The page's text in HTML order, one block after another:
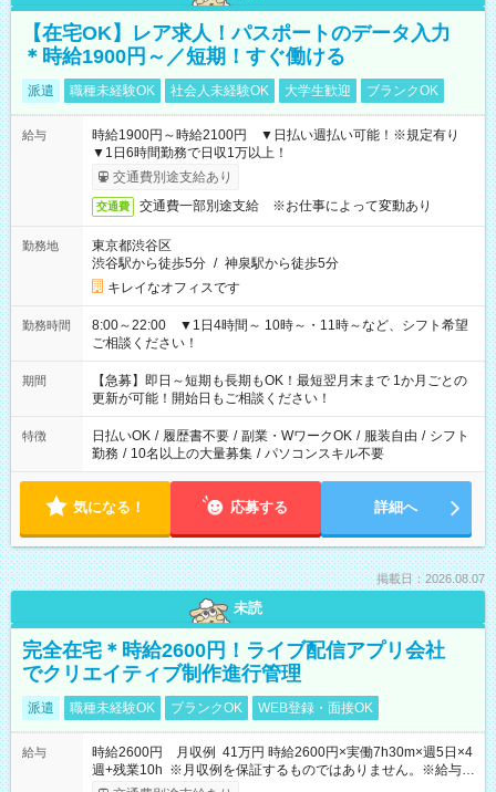
【在宅OK】レア求人！パスポートのデータ入力
＊時給1900円～／短期！すぐ働ける
派遣 職種未経験OK 社会人未経験OK 大学生歓迎 ブランクOK
給与
時給1900円～時給2100円 ▼日払い週払い可能！※規定有り
▼1日6時間勤務で日収1万以上！
交通費別途支給あり
交通費 交通費一部別途支給 ※お仕事によって変動あり
勤務地
東京都渋谷区
渋谷駅から徒歩5分 / 神泉駅から徒歩5分
キレイなオフィスです
勤務時間
8:00～22:00 ▼1日4時間～ 10時～・11時～など、シフト希望
ご相談ください！
期間
【急募】即日～短期も長期もOK！最短翌月末まで 1か月ごとの
更新が可能！開始日もご相談ください！
特徴 日払いOK / 履歴書不要 / 副業・WワークOK / 服装自由 / シフト
勤務 / 10名以上の大量募集 / パソコンスキル不要
気になる！ 応募する 詳細へ
掲載日：2026.08.07
未読
完全在宅＊時給2600円！ライブ配信アプリ会社
でクリエイティブ制作進行管理
派遣 職種未経験OK ブランクOK WEB登録・面接OK
給与
時給2600円 月収例 41万円 時給2600円×実働7h30m×週5日×4
週+残業10h ※月収例を保証するものではありません。※給与即
受取りサービス利用可（利用条件有）